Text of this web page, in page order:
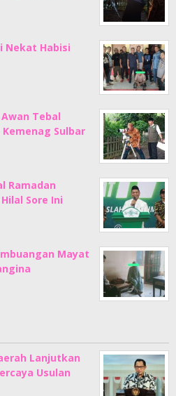
Nekat Habisi
Tebal
Sulbar
Ramadan
Sore Ini
Mayat
Lanjutkan
Usulan